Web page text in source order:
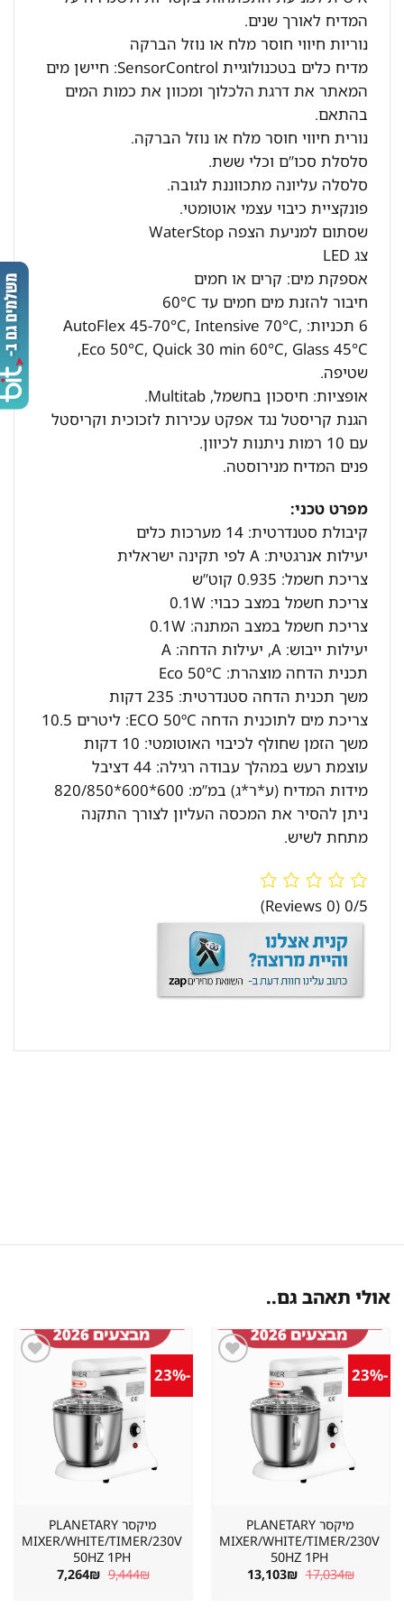
המדיח לאורך שנים.
נוריות חיווי חוסר מלח או נוזל הברקה
מדיח כלים בטכנולוגיית SensorControl: חיישן מים
המאתר את דרגת הלכלוך ומכוון את כמות המים
בהתאם.
נורית חיווי חוסר מלח או נוזל הברקה.
סלסלת סכו”ם וכלי ששת.
סלסלה עליונה מתכווננת לגובה.
פונקציית כיבוי עצמי אוטומטי.
שסתום למניעת הצפה WaterStop
צג LED
אספקת מים: קרים או חמים
חיבור להזנת מים חמים עד 60°C
6 תכניות: AutoFlex 45-70°C, Intensive 70°C,
Eco 50°C, Quick 30 min 60°C, Glass 45°C,
שטיפה.
אופציות: חיסכון בחשמל, Multitab.
הגנת קריסטל נגד אפקט עכירות לזכוכית וקריסטל
עם 10 רמות ניתנות לכיוון.
פנים המדיח מנירוסטה.
מפרט טכני:
קיבולת סטנדרטית: 14 מערכות כלים
יעילות אנרגטית: A לפי תקינה ישראלית
צריכת חשמל: 0.935 קוט”ש
צריכת חשמל במצב כבוי: 0.1W
צריכת חשמל במצב המתנה: 0.1W
יעילות ייבוש: A, יעילות הדחה: A
תכנית הדחה מוצהרת: Eco 50°C
משך תכנית הדחה סטנדרטית: 235 דקות
צריכת מים לתוכנית הדחה ECO 50ºC: ליטרים 10.5
משך הזמן שחולף לכיבוי האוטומטי: 10 דקות
עוצמת רעש במהלך עבודה רגילה: 44 דציבל
מידות המדיח (ע*ר*ג) במ”מ: 600*600*820/850
ניתן להסיר את המכסה העליון לצורך התקנה
מתחת לשיש.
0/5
(0 Reviews)
אולי תאהב גם..
במועדפים
מיקסר PLANETARY
MIXER/WHITE/TIMER/230V
50HZ 1PH
17,034₪ המחיר
13,103₪ המחיר
במועדפים
מיקסר PLANETARY
MIXER/WHITE/TIMER/230V
50HZ 1PH
9,444₪ המחיר
7,264₪ המחיר
הנוכחי